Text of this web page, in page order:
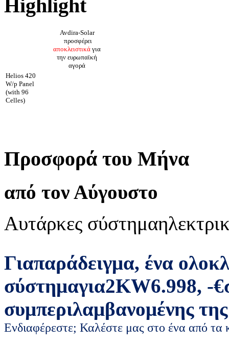
Highlight
Avdira-Solar
προσφέρει
αποκλειστικά για
την ευρωπαϊκή
αγορά
Helios 420
W/p Panel
(with 96
Celles)
Προσφορά του Μήνα
από τον Αύγουστο
Αυτάρκες σύστημα
Γιαπαράδειγμα, ένα
σύστημαγια2KW6.998, -€
συμπεριλαμβανομένης
Ενδιαφέρεστε; Καλέστε μας στο ένα από τα